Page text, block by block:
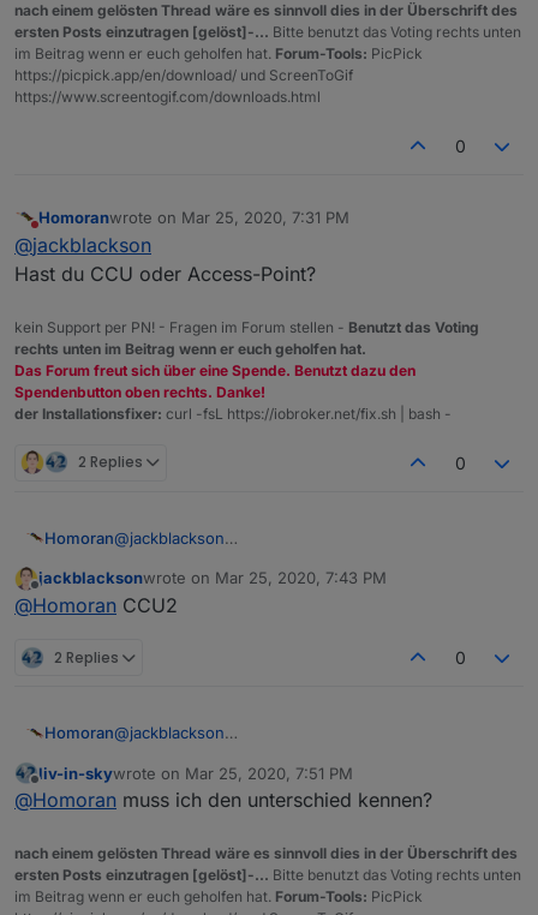
nach einem gelösten Thread wäre es sinnvoll dies in der Überschrift des
ersten Posts einzutragen [gelöst]-... Bitte benutzt das Voting rechts unten
im Beitrag wenn er euch geholfen hat. Forum-Tools: PicPick
https://picpick.app/en/download/ und ScreenToGif
https://www.screentogif.com/downloads.html
0
Do not disturb
Homoranwrote on Mar 25, 2020, 7:31 PM
last edited by
@jackblackson
Hast du CCU oder Access-Point?
kein Support per PN! - Fragen im Forum stellen - Benutzt das Voting
rechts unten im Beitrag wenn er euch geholfen hat.
Das Forum freut sich über eine Spende. Benutzt dazu den
Spendenbutton oben rechts. Danke!
der Installationsfixer: curl -fsL https://iobroker.net/fix.sh | bash -
2 Replies 0
Homoran@jackblackson
Offline
jackblacksonwrote on Mar 25, 2020, 7:43 PM
last edited by
@Homoran CCU2
2 Replies 0
Homoran@jackblackson
Offline
liv-in-skywrote on Mar 25, 2020, 7:51 PM
last edited by
@Homoran muss ich den unterschied kennen?
nach einem gelösten Thread wäre es sinnvoll dies in der Überschrift des
ersten Posts einzutragen [gelöst]-... Bitte benutzt das Voting rechts unten
im Beitrag wenn er euch geholfen hat. Forum-Tools: PicPick